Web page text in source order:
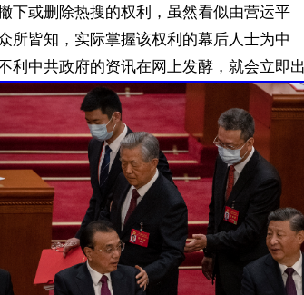
下或删除热搜的权利，虽然看似由营运平
所皆知，实际掌握该权利的幕后人士为中